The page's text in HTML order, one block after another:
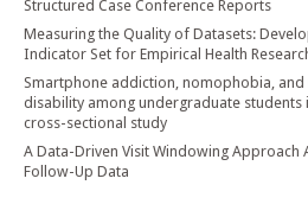
Structured Case Conference Reports
Measuring the Quality of Datasets:
Indicator Set for Empirical Health
Smartphone addiction, nomophobia, and
disability among undergraduate students
cross-sectional study
A Data-Driven Visit Windowing
Follow-Up Data